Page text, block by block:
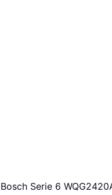
Bosch Serie 6